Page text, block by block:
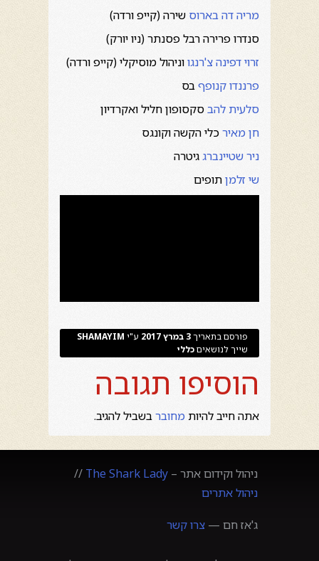
מריה דה בארוס שירה (קייפ ורדה)
סנדרו פרירה רבלפסנתר (ניו יורק)
זרוי דפינהצ'רנגווניהול מוסיקלי (קייפ ורדה)
פרננדו קנופףבס
סלעית להבסקסופון חליל ואקרדיון
חן מאירכלי הקשה וקונגס
ניר שטיינברגגיטרה
שי זלמןתופים
פורסם בתאריך3 במרץ 2017 ע"י SHAMAYIM
שייך לנושאיםכללי
הוסיפו תגובה
אתה חייב להיותמחוברבשביל להגיב.
ניהול וקידום אתר – The Shark Lady
//
ניהול אתרים
ג'אז חם — צרו קשר